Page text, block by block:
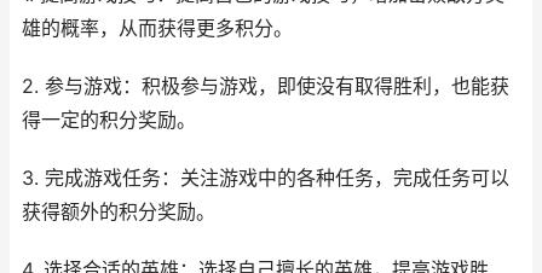
雄的概率，从而获得更多积分。
2. 参与游戏：积极参与游戏，即使没有取得胜利，也能获
得一定的积分奖励。
3. 完成游戏任务：关注游戏中的各种任务，完成任务可以
获得额外的积分奖励。